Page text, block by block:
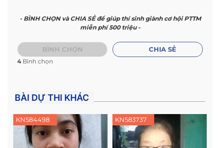
- BÌNH CHỌN và CHIA SẺ để giúp thí sinh giành cơ hội PTTM
miễn phí 500 triệu -
BÌNH CHỌN
4Bình chọn
CHIA SẺ
BÀI DỰ THI KHÁC
KN584498 KN583737